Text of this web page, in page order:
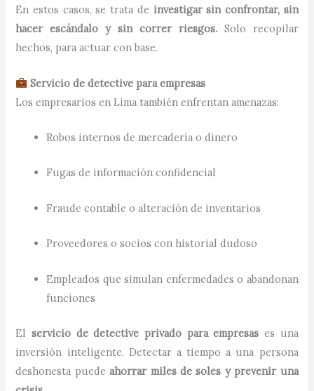
En estos casos, se trata de investigar sin confrontar, sin
hacer escándalo y sin correr riesgos.Solo recopilar
hechos, para actuar con base.
Servicio de detective para empresas
Los empresarios en Lima también enfrentan amenazas:
Robos internos de mercadería o dinero
Fugas de información confidencial
Fraude contable o alteración de inventarios
Proveedores o socios con historial dudoso
Empleados que simulan enfermedades o abandonan
funciones
Elservicio de detective privado para empresas es una
inversión inteligente. Detectar a tiempo a una persona
deshonesta puedeahorrar miles de soles y prevenir una